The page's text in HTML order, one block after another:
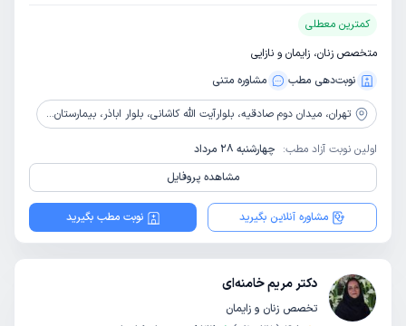
کمترین معطلی
متخصص زنان، زایمان و نازایی
نوبت‌دهی مطب
مشاوره‌ متنی
تهران، میدان دوم صادقیه، بلوارآیت الله کاشانی، بلوار اباذر، بیمارستان تخصصی و فوق تخصصی پیامبران
اولین نوبت آزاد مطب: چهارشنبه 28 مرداد
مشاهده پروفایل
مشاوره آنلاین بگیرید نوبت مطب بگیرید
دکتر مریم خامنه‌ای
تخصص زنان و زایمان